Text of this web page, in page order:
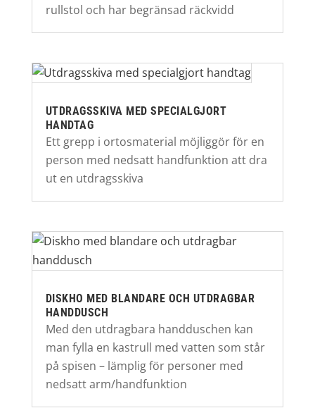
rullstol och har begränsad räckvidd
UTDRAGSSKIVA MED SPECIALGJORT
HANDTAG
Ett grepp i ortosmaterial möjliggör för en
person med nedsatt handfunktion att dra
ut en utdragsskiva
DISKHO MED BLANDARE OCH UTDRAGBAR
HANDDUSCH
Med den utdragbara handduschen kan
man fylla en kastrull med vatten som står
på spisen – lämplig för personer med
nedsatt arm/handfunktion